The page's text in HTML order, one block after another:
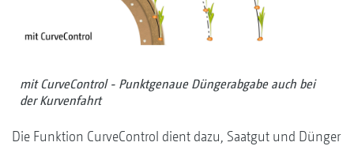
mit CurveControl - Punktgenaue Düngerabgabe auch bei
der Kurvenfahrt
Die Funktion CurveControl dient dazu, Saatgut und Dünger